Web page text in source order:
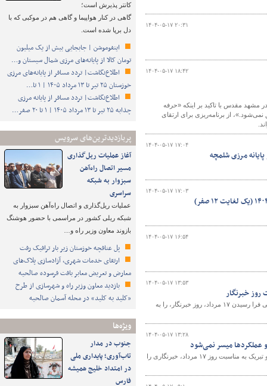
کانتر پذیرش است؛
گاهی در کنار هواپیما و گاهی هم در موکبی که با
دل برپا شده است.
اینفوموشن | جابجایی بیش از یک میلیون
تومان کالا از پایانه‌های مرزی شمال سیستان و…
اطلاع‌نگاشت| تردد مسافر از پایانه‌های مرزی
خوزستان ۲۵ تیر تا ۱۳ مرداد ۱۴۰۵ | ۱ تا…
اطلاع‌نگاشت| تردد مسافر از پایانه‌ مرزی
چذابه ۲۵ تیر تا ۱۳ مرداد ۱۴۰۵ | ۱ تا ۲۰ صفر…
پربازدیدترین‌های سرویس
آغاز عملیات ریل‌گذاری
مسیر اتصال راه‌آهن
سبزوار به شبکه
سراسری
عملیات ریل‌گذاری و اتصال راه‌آهن سبزوار به
شبکه ریلی کشور در مراسمی با حضور هوشنگ
بازوند معاون وزیر راه و…
پل عنافچه خوزستان زیر بار ترافیک رفت
ارتقای خدمات شهری، آزادسازی پلاک‌های
معارض و تعریض معابر بافت فرسوده صالحیه
بازدید معاون وزیر راه و شهرسازی از طرح
«کلید به کلید» در محله آسمان صالحیه
ویژه‌ها
جنوب در مدار
تاب‌آوری؛ پایداری ملی
در امتداد خلیج همیشه
فارس
۱۴۰۴-۰۵-۱۷ ۲۰:۳۱
۱۴۰۴-۰۵-۱۷ ۱۸:۴۲
مقدس با تاکید بر اینکه «حرفه
از برنامه‌ریزی برای ارتقای
۱۴۰۴-۰۵-۱۷ ۱۷:۰۴
مرزی شلمچه
۱۴۰۴-۰۵-۱۷ ۱۷:۰۳
۱۴۰۴-۰۵-۱۷ ۱۶:۵۴
۱۴۰۴-۰۵-۱۷ ۱۳:۵۳
روز خبرنگار
سعید رسولی، معاون وزیر راه و شهرسازی و مدیرعامل سازمان بنادر و دریانوردی، در پیامی فرا رسیدن ۱۷ مرداد، روز خبرنگار، را به
۱۴۰۴-۰۵-۱۷ ۱۳:۲۸
و عملکردها میسر نمی‌شود
مشاور رسانه‌ای وزیر راه و شهرسازی، در نشست صمیمانه با خبرنگاران راه و شهرسازی و تبریک به مناسبت روز ۱۷ مرداد، خبرنگاری را